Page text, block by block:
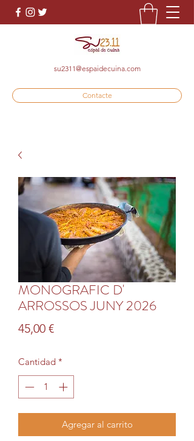
su2311@espaidecuina.com
Contacte
MONOGRAFIC D'
ARROSSOS JUNY 2026
45,00 €Precio
Cantidad *
Agregar al carrito